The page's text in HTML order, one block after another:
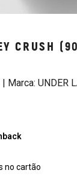
CRUSH
Marca: UNDER
no cartão